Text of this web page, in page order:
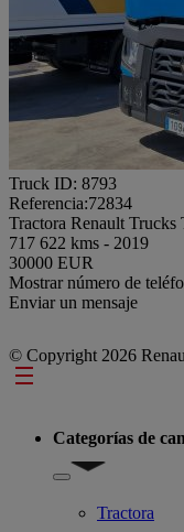
Truck ID: 8793
Referencia:72834
Tractora Renault
717 622 kms - 2019
30000 EUR
Mostrar número de
Enviar un mensaje
© Copyright 2026
Footer
Categorías de
Show submenu for
Tractora